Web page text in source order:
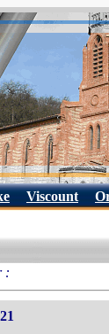
Viscount
: